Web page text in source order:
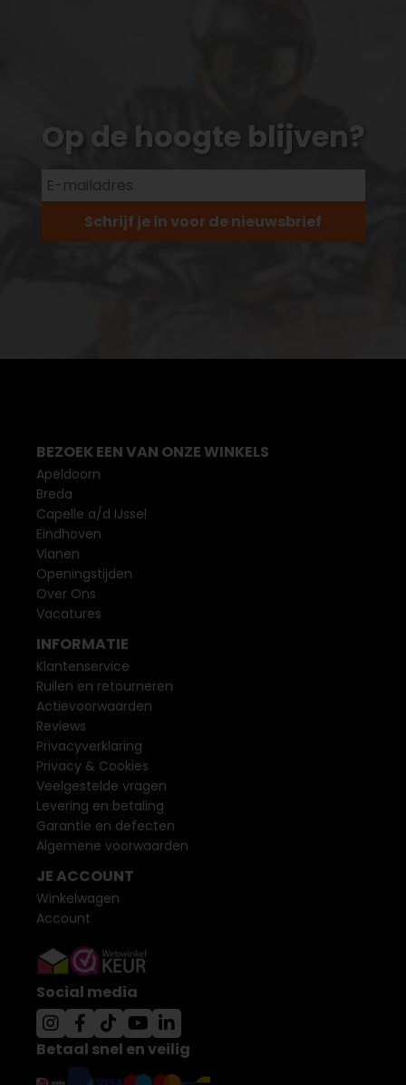
Op de hoogte blijven?
Schrijf je in voor de nieuwsbrief
BEZOEK EEN VAN ONZE WINKELS
Apeldoorn
Breda
Capelle a/d IJssel
Eindhoven
Vianen
Openingstijden
Over Ons
Vacatures
INFORMATIE
Klantenservice
Ruilen en retourneren
Actievoorwaarden
Reviews
Privacyverklaring
Privacy & Cookies
Veelgestelde vragen
Levering en betaling
Garantie en defecten
Algemene voorwaarden
JE ACCOUNT
Winkelwagen
Account
Social media
Betaal snel en veilig